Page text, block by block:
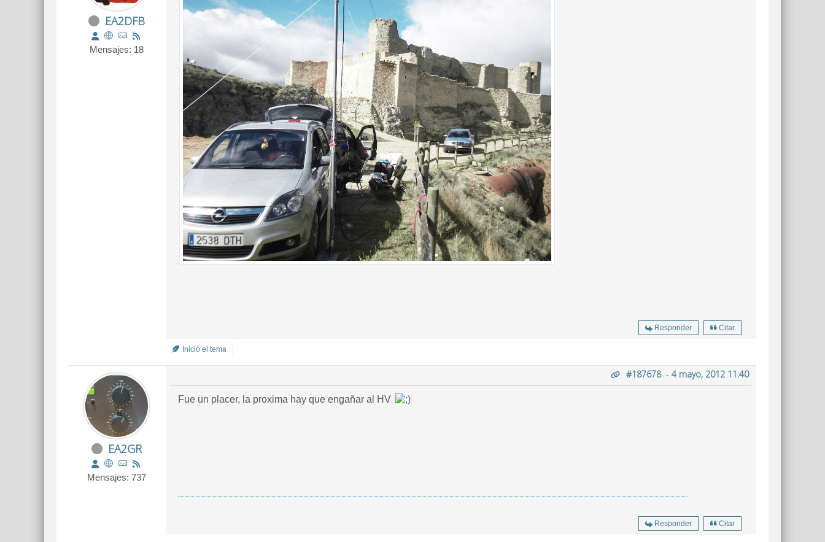
EA2DFB
Mensajes: 18
Responder Citar
Inició el tema
EA2GR
Mensajes: 737
#187678- 4 mayo, 2012 11:40
Fue un placer, la proxima hay que engañar al HV
Responder Citar